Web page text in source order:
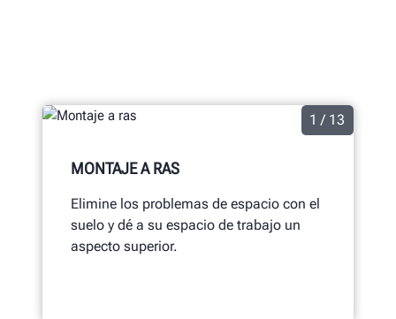
1 / 13
MONTAJE A RAS
Elimine los problemas de espacio con el
suelo y dé a su espacio de trabajo un
aspecto superior.